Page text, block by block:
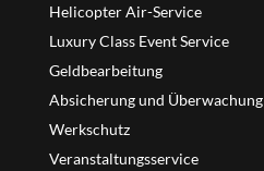
Helicopter Air-Service
Luxury Class Event Service
Geldbearbeitung
Absicherung und Überwachung
Werkschutz
Veranstaltungsservice